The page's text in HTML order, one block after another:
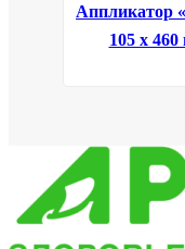
Аппликатор
105 х